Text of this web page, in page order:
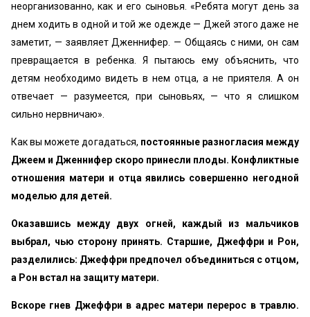
неорганизованно, как и его сыновья. «Ребята могут день за
днем ходить в одной и той же одежде — Джей этого даже не
заметит, — заявляет Дженнифер. — Общаясь с ними, он сам
превращается в ребенка. Я пытаюсь ему объяснить, что
детям необходимо видеть в нем отца, а не приятеля. А он
отвечает — разумеется, при сыновьях, — что я слишком
сильно нервничаю».
Как вы можете догадаться, постоянные разногласия между
Джеем и Дженнифер скоро принесли плоды. Конфликтные
отношения матери и отца явились совершенно негодной
моделью для детей.
Оказавшись между двух огней, каждый из мальчиков
выбрал, чью сторону принять. Старшие, Джеффри и Рон,
разделились: Джеффри предпочел объединиться с отцом,
а Рон встал на защиту матери.
Вскоре гнев Джеффри в адрес матери перерос в травлю.